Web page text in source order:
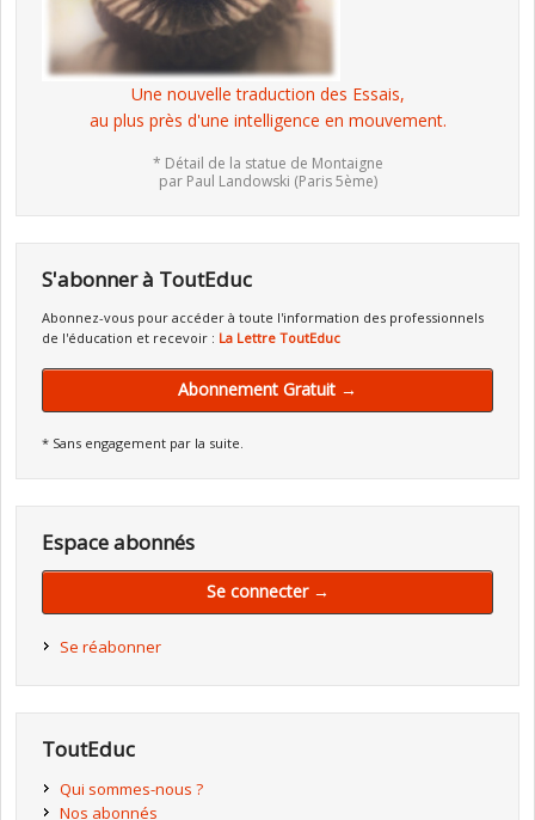
Une nouvelle traduction des Essais,
au plus près d'une intelligence en mouvement.
* Détail de la statue de Montaigne
par Paul Landowski (Paris 5ème)
S'abonner à ToutEduc
Abonnez-vous pour accéder à toute l'information des professionnels
de l'éducation et recevoir : La Lettre ToutEduc
Abonnement Gratuit →
* Sans engagement par la suite.
Espace abonnés
Se connecter →
Se réabonner
ToutEduc
Qui sommes-nous ?
Nos abonnés